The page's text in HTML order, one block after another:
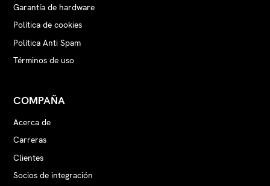
Garantía de hardware
Política de cookies
Política Anti Spam
Términos de uso
COMPAÑA
Acerca de
Carreras
Clientes
Socios de integración